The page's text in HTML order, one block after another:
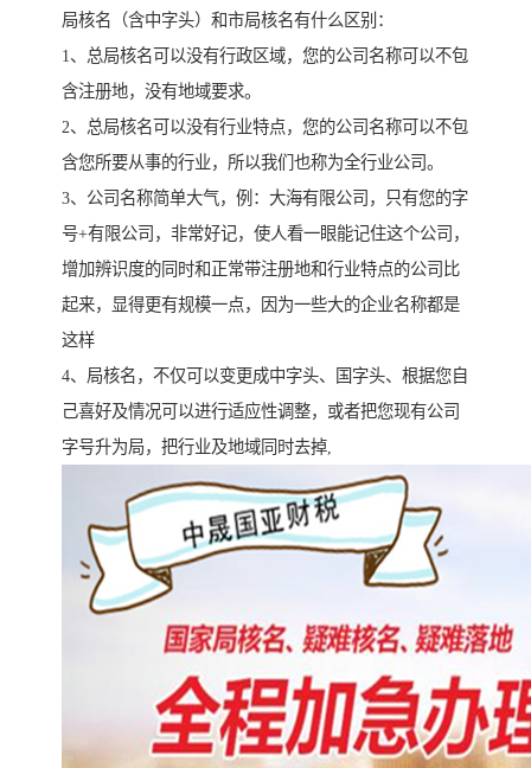
局核名（含中字头）和市局核名有什么区别：
1、总局核名可以没有行政区域，您的公司名称可以不包
含注册地，没有地域要求。
2、总局核名可以没有行业特点，您的公司名称可以不包
含您所要从事的行业，所以我们也称为全行业公司。
3、公司名称简单大气，例：大海有限公司，只有您的字
号+有限公司，非常好记，使人看一眼能记住这个公司，
增加辨识度的同时和正常带注册地和行业特点的公司比
起来，显得更有规模一点，因为一些大的企业名称都是
这样
4、局核名，不仅可以变更成中字头、国字头、根据您自
己喜好及情况可以进行适应性调整，或者把您现有公司
字号升为局，把行业及地域同时去掉,